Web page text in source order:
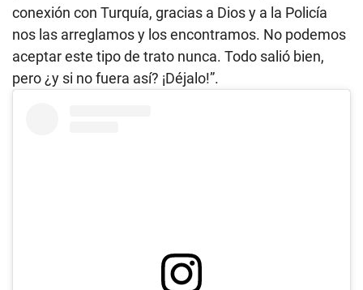
conexión con Turquía, gracias a Dios y a la Policía
nos las arreglamos y los encontramos. No podemos
aceptar este tipo de trato nunca. Todo salió bien,
pero ¿y si no fuera así? ¡Déjalo!”.